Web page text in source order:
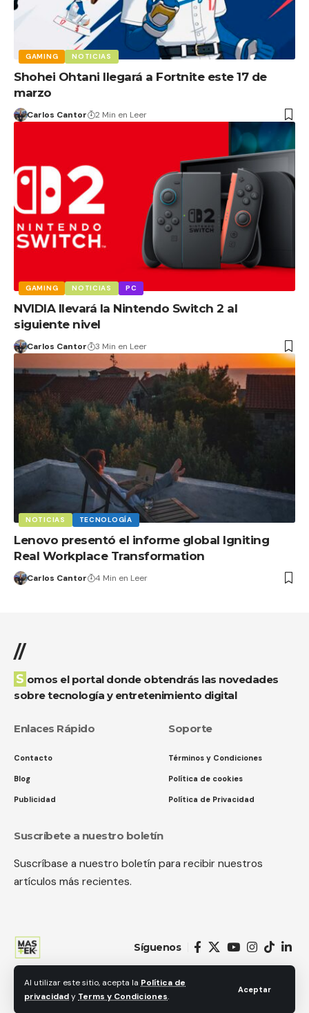
Al utilizar este sitio, acepta la Política de
privacidady Terms y Condiciones.
Aceptar
GAMING NOTICIAS
Shohei Ohtani llegará a Fortnite este 17 de
marzo
Carlos Cantor 2 Min en Leer
GAMING NOTICIAS PC
NVIDIA llevará la Nintendo Switch 2 al
siguiente nivel
Carlos Cantor 3 Min en Leer
NOTICIAS TECNOLOGÍA
Lenovo presentó el informe global Igniting
Real Workplace Transformation
Carlos Cantor 4 Min en Leer
//
Somos el portal donde obtendrás las novedades
sobre tecnología y entretenimiento digital
Enlaces Rápido
Contacto
Blog
Publicidad
Soporte
Términos y Condiciones
Política de cookies
Política de Privacidad
Suscríbete a nuestro boletín
Suscríbase a nuestro boletín para recibir nuestros
artículos más recientes.
Síguenos
© 2018 MastekHw Service International. LLc. Todos los derechos
reservados.